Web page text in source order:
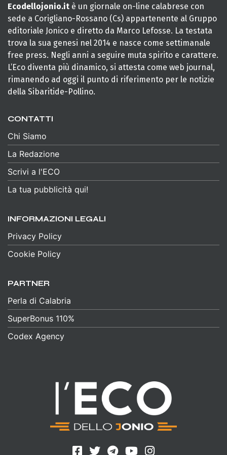
Ecodellojonio.it è un giornale on-line calabrese con
sede a Corigliano-Rossano (Cs) appartenente al Gruppo
editoriale Jonico e diretto da Marco Lefosse. La testata
trova la sua genesi nel 2014 e nasce come settimanale
free press. Negli anni a seguire muta spirito e carattere.
L’Eco diventa più dinamico, si attesta come web journal,
rimanendo ad oggi il punto di riferimento per le notizie
della Sibaritide-Pollino.
CONTATTI
Chi Siamo
La Redazione
Scrivi a l'ECO
La tua pubblicità qui!
INFORMAZIONI LEGALI
Privacy Policy
Cookie Policy
PARTNER
Perla di Calabria
SuperBonus 110%
Codex Agency